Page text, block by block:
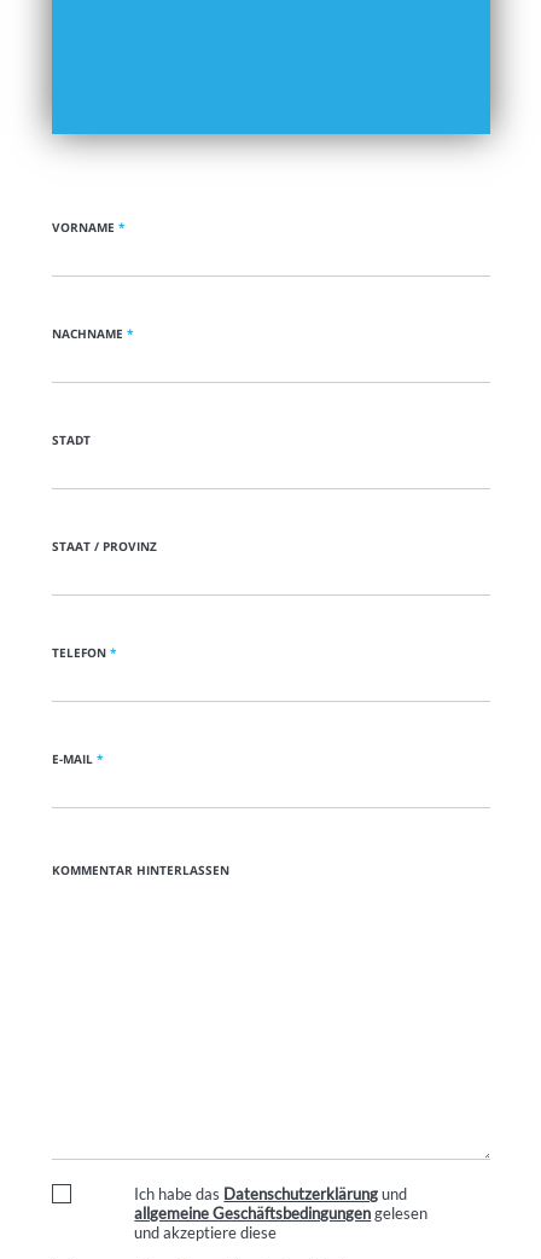
VORNAME *
NACHNAME *
STADT
STAAT / PROVINZ
TELEFON *
E-MAIL *
KOMMENTAR HINTERLASSEN
Ich habe das Datenschutzerklärungund
allgemeine Geschäftsbedingungengelesen
und akzeptiere diese